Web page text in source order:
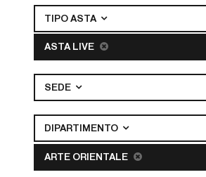
TIPO ASTA
ASTA LIVE
SEDE
DIPARTIMENTO
ARTE ORIENTALE